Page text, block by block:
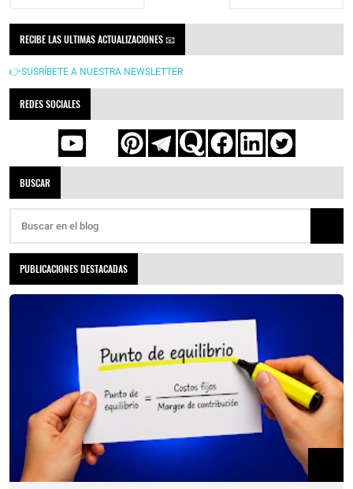
RECIBE LAS ULTIMAS ACTUALIZACIONES 📧
👉SUSRÍBETE A NUESTRA NEWSLETTER
REDES SOCIALES
BUSCAR
PUBLICACIONES DESTACADAS